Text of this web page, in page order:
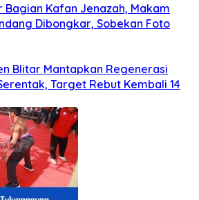
Bagian Kafan Jenazah, Makam
Dibongkar, Sobekan Foto
Blitar Mantapkan Regenerasi
Target Rebut Kembali 14